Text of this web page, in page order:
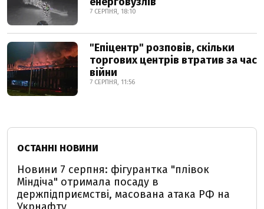
7 СЕРПНЯ, 18:10
"Епіцентр" розповів, скільки
торгових центрів втратив за час
війни
7 СЕРПНЯ, 11:56
ОСТАННІ НОВИНИ
Новини 7 серпня: фігурантка "плівок
Міндіча" отримала посаду в
держпідприємстві, масована атака РФ на